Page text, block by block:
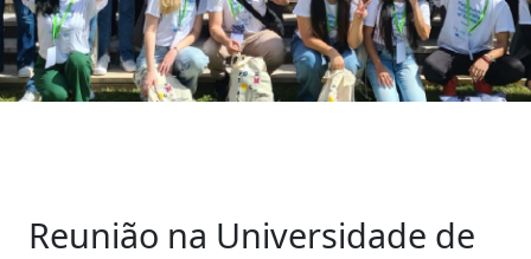
Reunião na Universidade de